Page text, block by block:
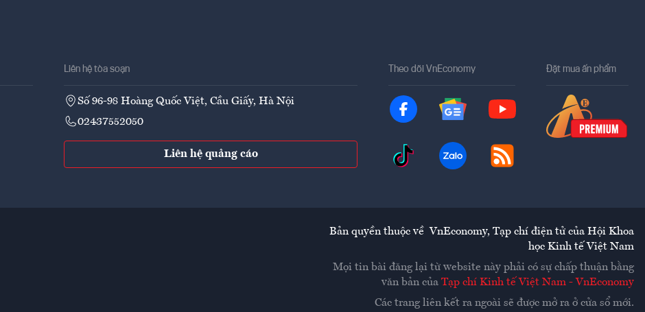
Liên hệ tòa soạn
Số 96-98 Hoàng Quốc Việt, Cầu Giấy, Hà Nội
02437552050
Liên hệ quảng cáo
Theo dõi VnEconomy Đặt mua ấn phẩm
Bản quyền thuộc về VnEconomy, Tạp chí điện tử của Hội Khoa
học Kinh tế Việt Nam
Mọi tin bài đăng lại từ website này phải có sự chấp thuận bằng
văn bản của Tạp chí Kinh tế Việt Nam - VnEconomy
Các trang liên kết ra ngoài sẽ được mở ra ở cửa sổ mới.